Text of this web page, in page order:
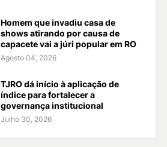
Homem que invadiu casa de
shows atirando por causa de
capacete vai a júri popular em RO
Agosto 04, 2026
TJRO dá início à aplicação de
índice para fortalecer a
governança institucional
Julho 30, 2026